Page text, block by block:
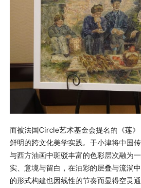
而被法国Circle艺术基金会提名的《莲
鲜明的跨文化美学实践。于小津将中国
与西方油画中斑驳丰富的色彩层次融为
实、意境与留白，在油彩的层叠与流淌
的形式构建也因线性的节奏而显得空灵